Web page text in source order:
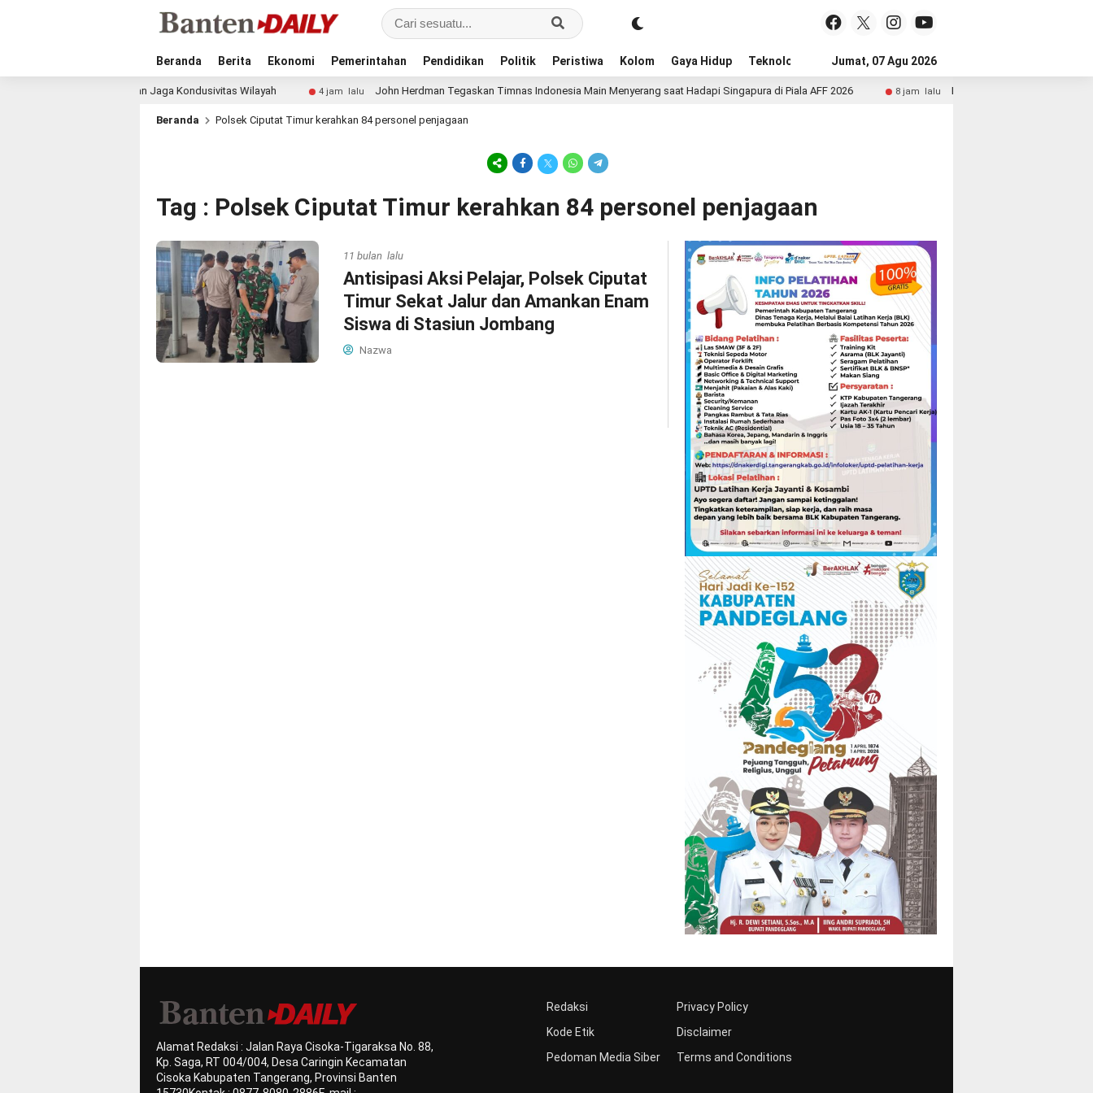
Beranda Berita Ekonomi Pemerintahan Pendidikan Politik Peristiwa Kolom Gaya Hidup Teknologi Advertorial Tips
Jumat, 07 Agu 2026
Hadapi Kemarau dan Jaga Kondusivitas Wilayah 4 jam lalu John Herdman Tegaskan Timnas Indonesia Main Menyerang saat Hadapi Singapura di Piala AFF 2026 8 jam lalu Luka Modric Perpanjang Kontrak di
Beranda Polsek Ciputat Timur kerahkan 84 personel penjagaan
Tag : Polsek Ciputat Timur kerahkan 84 personel penjagaan
11 bulan lalu
Antisipasi Aksi Pelajar, Polsek Ciputat
Timur Sekat Jalur dan Amankan Enam
Siswa di Stasiun Jombang
Nazwa
Redaksi
Kode Etik
Pedoman Media Siber
Privacy Policy
Disclaimer
Terms and Conditions
Alamat Redaksi : Jalan Raya Cisoka-Tigaraksa No. 88,
Kp. Saga, RT 004/004, Desa Caringin Kecamatan
Cisoka Kabupaten Tangerang, Provinsi Banten